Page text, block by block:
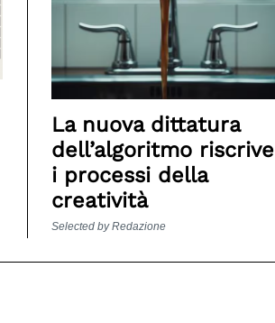
La nuova dittatura
dell’algoritmo riscrive
i processi della
creatività
Selected by Redazione